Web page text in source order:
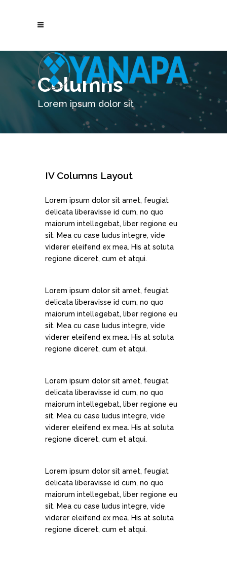
Columns
Lorem ipsum dolor sit
IV Columns Layout
Lorem ipsum dolor sit amet, feugiat
delicata liberavisse id cum, no quo
maiorum intellegebat, liber regione eu
sit. Mea cu case ludus integre, vide
viderer eleifend ex mea. His at soluta
regione diceret, cum et atqui.
Lorem ipsum dolor sit amet, feugiat
delicata liberavisse id cum, no quo
maiorum intellegebat, liber regione eu
sit. Mea cu case ludus integre, vide
viderer eleifend ex mea. His at soluta
regione diceret, cum et atqui.
Lorem ipsum dolor sit amet, feugiat
delicata liberavisse id cum, no quo
maiorum intellegebat, liber regione eu
sit. Mea cu case ludus integre, vide
viderer eleifend ex mea. His at soluta
regione diceret, cum et atqui.
Lorem ipsum dolor sit amet, feugiat
delicata liberavisse id cum, no quo
maiorum intellegebat, liber regione eu
sit. Mea cu case ludus integre, vide
viderer eleifend ex mea. His at soluta
regione diceret, cum et atqui.